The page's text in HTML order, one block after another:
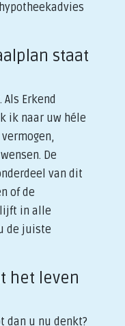
staat
Erkend
ik naar uw héle
De
van dit
of de
in alle
de juiste
het leven
dan u nu denkt?